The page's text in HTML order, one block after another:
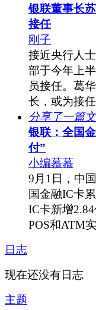
银联董事长
接任
刚子
接近央行人
部于今年上
员接任。葛
长，或为接
分享了一篇
银联：全国
付”
小编慕慕
9月1日，中
国金融IC卡
IC卡新增
POS和ATM
日志
现在还没有日志
主题